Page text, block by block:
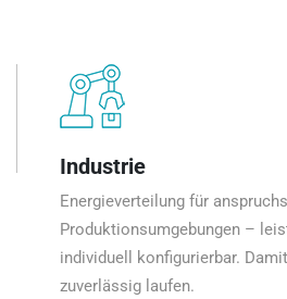
Industrie
Energieverteilung für
Produktionsumgebungen –
individuell konfigurierbar.
zuverlässig laufen.